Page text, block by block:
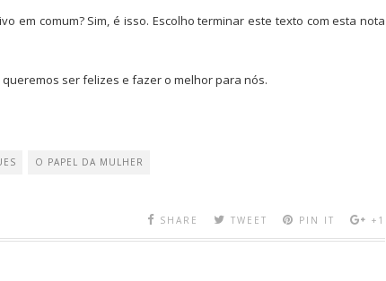
em comum? Sim, é isso. Escolho terminar este texto com esta nota
ser felizes e fazer o melhor para nós.
O PAPEL DA MULHER
SHARE TWEET PIN IT +1